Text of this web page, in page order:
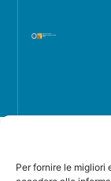
Per fornire le